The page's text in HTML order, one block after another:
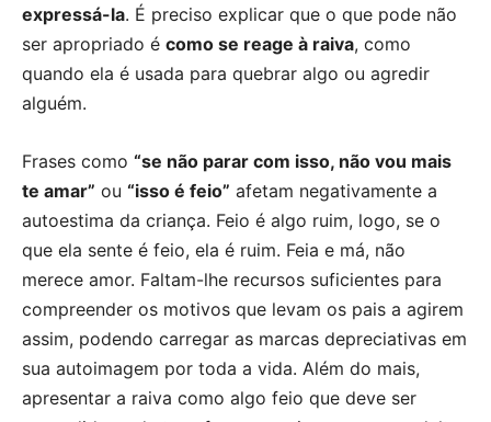
expressá-la. É preciso explicar que o que pode não
ser apropriado é como se reage à raiva, como
quando ela é usada para quebrar algo ou agredir
alguém.
Frases como “se não parar com isso, não vou mais
te amar” ou “isso é feio” afetam negativamente a
autoestima da criança. Feio é algo ruim, logo, se o
que ela sente é feio, ela é ruim. Feia e má, não
merece amor. Faltam-lhe recursos suficientes para
compreender os motivos que levam os pais a agirem
assim, podendo carregar as marcas depreciativas em
sua autoimagem por toda a vida. Além do mais,
apresentar a raiva como algo feio que deve ser